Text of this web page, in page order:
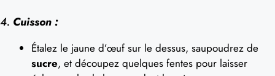
4. Cuisson :
Étalez le jaune d’œuf sur le dessus, saupoudrez de
sucre, et découpez quelques fentes pour laisser